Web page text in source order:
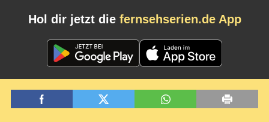
Hol dir jetzt die fernsehserien.de App